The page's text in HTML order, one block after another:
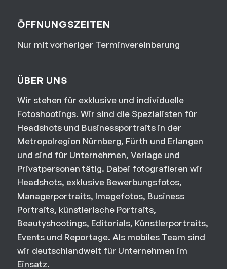
ÖFFNUNGSZEITEN
Nur mit vorheriger Terminvereinbarung
ÜBER UNS
Wir stehen für exklusive und individuelle
Fotoshootings. Wir sind die Spezialisten für
Headshots und Businessportraits in der
Metropolregion Nürnberg, Fürth und Erlangen
und sind für Unternehmen, Verlage und
Privatpersonen tätig. Dabei fotografieren wir
Headshots, exklusive Bewerbungsfotos,
Managerportraits, Imagefotos, Business
Portraits, künstlerische Portraits,
Beautyshootings, Editorials, Künstlerportraits,
Events und Reportage. Als mobiles Team sind
wir deutschlandweit für Unternehmen im
Einsatz.